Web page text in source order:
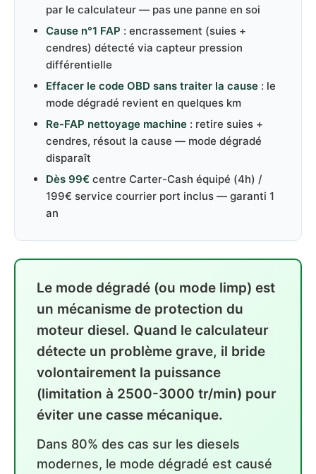
par le calculateur — pas une panne en soi
Cause n°1 FAP : encrassement (suies +
cendres) détecté via capteur pression
différentielle
Effacer le code OBD sans traiter la cause : le
mode dégradé revient en quelques km
Re-FAP nettoyage machine : retire suies +
cendres, résout la cause — mode dégradé
disparaît
Dès 99€ centre Carter-Cash équipé (4h) /
199€ service courrier port inclus — garanti 1
an
Le mode dégradé (ou mode limp) est
un mécanisme de protection du
moteur diesel. Quand le calculateur
détecte un problème grave, il bride
volontairement la puissance
(limitation à 2500-3000 tr/min) pour
éviter une casse mécanique.
Dans 80% des cas sur les diesels
modernes, le mode dégradé est causé